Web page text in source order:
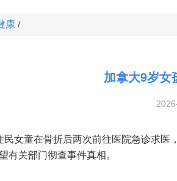
康 /
加拿大9岁女
民女童在骨折后两次前往医院急诊求
有关部门彻查事件真相。